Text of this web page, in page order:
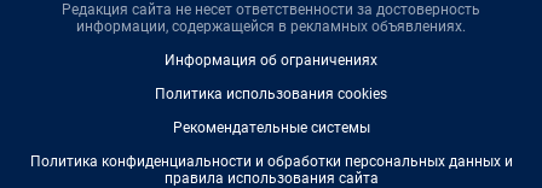
Редакция сайта не несет ответственности за достоверность
информации, содержащейся в рекламных объявлениях.
Информация об ограничениях
Политика использования cookies
Рекомендательные системы
Политика конфиденциальности и обработки персональных данных и
правила использования сайта